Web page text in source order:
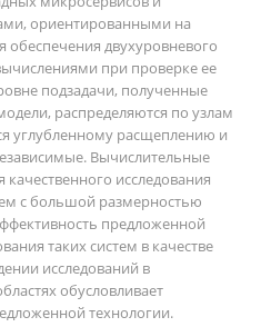
ориентированными на
обеспечения двухуровневого
при проверке ее
подзадачи, полученные
распределяются по узлам
углубленному расщеплению и
Вычислительные
исследования
с большой размерностью
предложенной
таких систем в качестве
исследований в
обусловливает
технологии.